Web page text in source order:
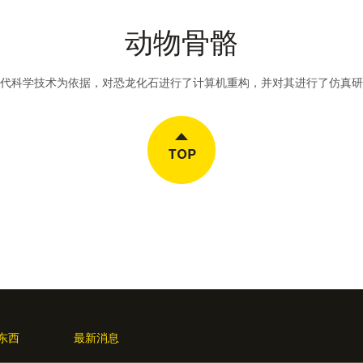
动物骨骼
科学技术为依据，对恐龙化石进行了计算机重构，并对其进行了仿真研
西 最新消息